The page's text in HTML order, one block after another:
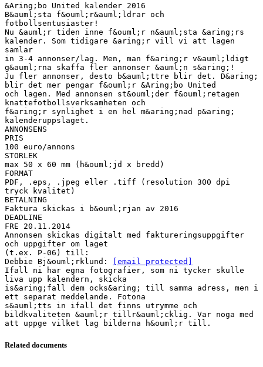
&Aring;bo United kalender 2016
B&auml;sta f&ouml;r&auml;ldrar och
fotbollsentusiaster!
Nu &auml;r tiden inne f&ouml;r n&auml;sta &aring;rs
kalender. Som tidigare &aring;r vill vi att lagen
samlar
in 3-4 annonser/lag. Men, man f&aring;r v&auml;ldigt
g&auml;rna skaffa fler annonser &auml;n s&aring;!
Ju fler annonser, desto b&auml;ttre blir det. D&aring;
blir det mer pengar f&ouml;r &Aring;bo United
och lagen. Med annonsen st&ouml;der f&ouml;retagen
knattefotbollsverksamheten och
f&aring;r synlighet i en hel m&aring;nad p&aring;
kalenderuppslaget.
ANNONSENS
PRIS
100 euro/annons
STORLEK
max 50 x 60 mm (h&ouml;jd x bredd)
FORMAT
PDF, .eps, .jpeg eller .tiff (resolution 300 dpi
tryck kvalitet)
BETALNING
Faktura skickas i b&ouml;rjan av 2016
DEADLINE
FRE 20.11.2014
Annonsen skickas digitalt med faktureringsuppgifter
och uppgifter om laget
(t.ex. P-06) till:
Debbie Bj&ouml;rklund:
[email protected]
Ifall ni har egna fotografier, som ni tycker skulle
liva upp kalendern, skicka
is&aring;fall dem ocks&aring; till samma adress, men i
ett separat meddelande. Fotona
s&auml;tts in ifall det finns utrymme och
bildkvaliteten &auml;r tillr&auml;cklig. Var noga med
Related documents